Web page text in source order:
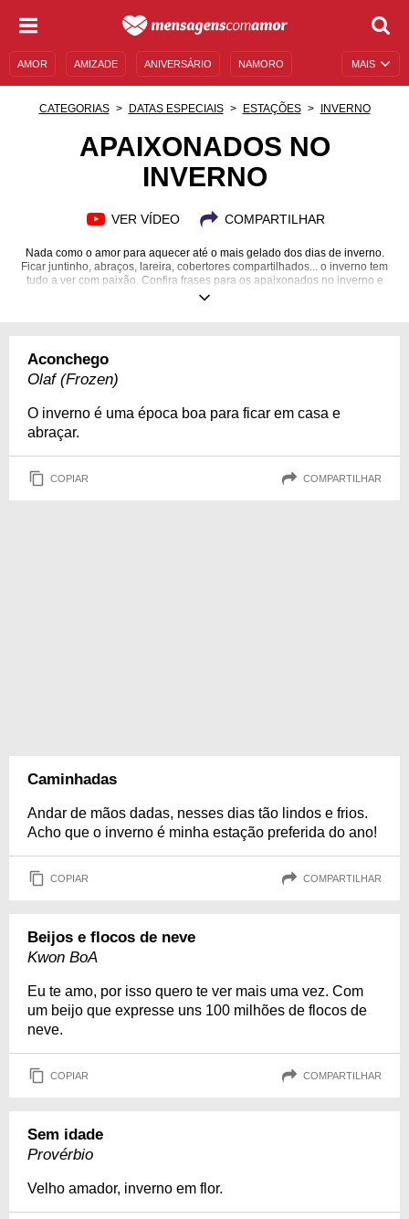
MAIS
AMOR AMIZADE ANIVERSÁRIO NAMORO
MENSAGENS DE ANIVERSÁRIO
CATEGORIAS DATAS ESPECIAIS ESTAÇÕES INVERNO
APAIXONADOS NO
INVERNO
VER VÍDEO COMPARTILHAR
Nada como o amor para aquecer até o mais gelado dos dias de inverno.
Ficar juntinho, abraços, lareira, cobertores compartilhados... o inverno tem
tudo a ver com paixão. Confira frases para os apaixonados no inverno e
esquente o seu coração!
Aconchego
Olaf (Frozen)
O inverno é uma época boa para ficar em casa e
abraçar.
COPIAR COMPARTILHAR
Caminhadas
Andar de mãos dadas, nesses dias tão lindos e frios.
Acho que o inverno é minha estação preferida do ano!
COPIAR COMPARTILHAR
Beijos e flocos de neve
Kwon BoA
Eu te amo, por isso quero te ver mais uma vez. Com
um beijo que expresse uns 100 milhões de flocos de
neve.
COPIAR COMPARTILHAR
Sem idade
Provérbio
Velho amador, inverno em flor.